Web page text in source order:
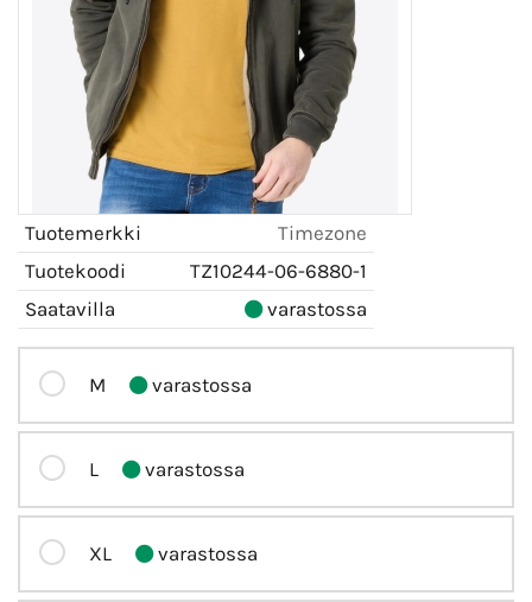
Tuotemerkki
Timezone
Tuotekoodi
TZ10244-06-6880-1
Saatavilla
varastossa
M varastossa
L varastossa
XL varastossa